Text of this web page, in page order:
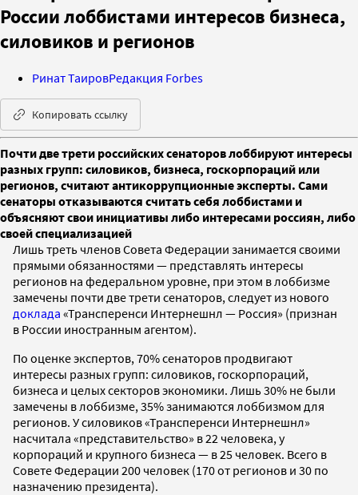
России лоббистами интересов бизнеса,
силовиков и регионов
Ринат ТаировРедакция Forbes
Копировать ссылку
Почти две трети российских сенаторов лоббируют интересы
разных групп: силовиков, бизнеса, госкорпораций или
регионов, считают антикоррупционные эксперты. Сами
сенаторы отказываются считать себя лоббистами и
объясняют свои инициативы либо интересами россиян, либо
своей специализацией
Лишь треть членов Совета Федерации занимается своими
прямыми обязанностями — представлять интересы
регионов на федеральном уровне, при этом в лоббизме
замечены почти две трети сенаторов, следует из нового
доклада «Трансперенси Интернешнл — Россия» (признан
в России иностранным агентом).
По оценке экспертов, 70% сенаторов продвигают
интересы разных групп: силовиков, госкорпораций,
бизнеса и целых секторов экономики. Лишь 30% не были
замечены в лоббизме, 35% занимаются лоббизмом для
регионов. У силовиков «Трансперенси Интернешнл»
насчитала «представительство» в 22 человека, у
корпораций и крупного бизнеса — в 25 человек. Всего в
Совете Федерации 200 человек (170 от регионов и 30 по
назначению президента).